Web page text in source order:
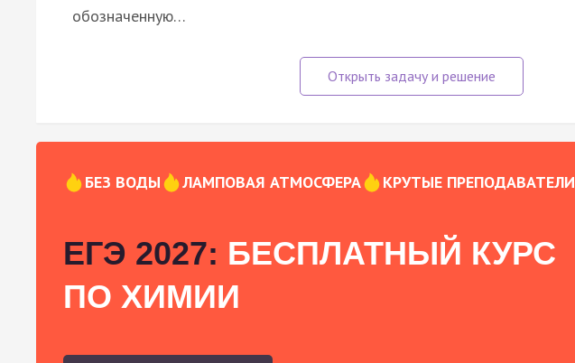
обозначенную…
БЕЗ ВОДЫ ЛАМПОВАЯ АТМОСФЕРА КРУТЫЕ ПРЕПОДАВАТЕЛИ
ЕГЭ 2027: БЕСПЛАТНЫЙ КУРС
ПО ХИМИИ